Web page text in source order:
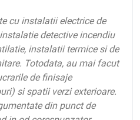
cu instalatii electrice de
detective incendiu
instalatii termice si de
Totodata, au mai facut
de finisaje
si spatii verzi exterioare.
din punct de